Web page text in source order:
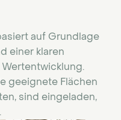
auf Grundlage
einer klaren
geeignete Flächen
sind eingeladen,